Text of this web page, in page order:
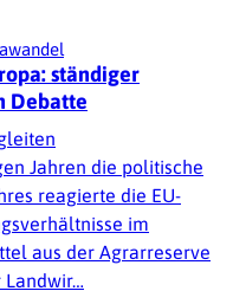
ständiger
Debatte
Jahren die politische
reagierte die EU-
im
aus der Agrarreserve